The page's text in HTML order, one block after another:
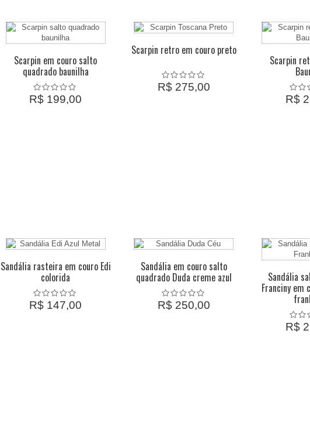
Scarpin em couro salto
quadrado baunilha
R$ 199,00
Scarpin retro em couro preto
R$ 275,00
Scarpin
R$
Sandália rasteira em couro Edi
colorida
R$ 147,00
Sandália em couro salto
quadrado Duda creme azul
R$ 250,00
Sandália
Franciny em
R$